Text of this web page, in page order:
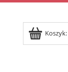
Koszyk: